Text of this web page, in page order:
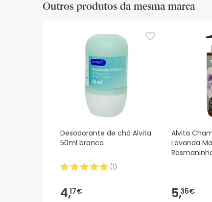
Outros produtos da mesma marca
Desodorante de chá Alvita
50ml branco
(1)
4,17€
Alvita
Lavanda
5,35€